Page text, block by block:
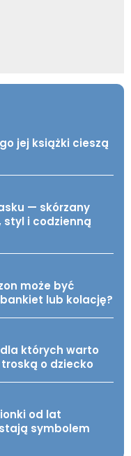
jej książki cieszą
— skórzany
styl i codzienną
może być
lub kolację?
których warto
o dziecko
od lat
symbolem